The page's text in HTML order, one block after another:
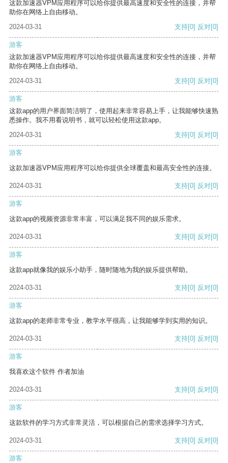
这款加速器VPM应用程序可以给你提供最高速度和安全性的连接，并帮
助你在网络上自由移动。
2024-03-31
支持[0] 反对[0]
游客
这款加速器VPM应用程序可以给你提供最高速度和安全性的连接，并帮
助你在网络上自由移动。
2024-03-31
支持[0] 反对[0]
游客
这款app的用户界面简洁明了，使用起来非常容易上手，让我能够快速熟
悉操作。我不用看说明书，就可以轻松使用这款app。
2024-03-31
支持[0] 反对[0]
游客
这款加速器VPM应用程序可以给你提供全球覆盖和最高安全性的连接。
2024-03-31 支持[0] 反对[0]
游客
这款app的视频资源非常丰富，可以满足我不同的娱乐需求。
2024-03-31 支持[0] 反对[0]
游客
这款app就像我的娱乐小助手，随时随地为我的娱乐提供帮助。
2024-03-31 支持[0] 反对[0]
游客
这款app的老师非常专业，教学水平很高，让我能够学到实用的知识。
2024-03-31 支持[0] 反对[0]
游客
我喜欢这个软件 作者加油
2024-03-31 支持[0] 反对[0]
游客
这款软件的学习方式非常灵活，可以根据自己的需求选择学习方式。
2024-03-31 支持[0] 反对[0]
游客